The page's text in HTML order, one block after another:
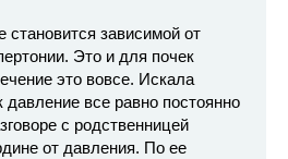
становится зависимой от
Это и для почек
это вовсе. Искала
давление все равно постоянно
с родственницей
от давления. По ее